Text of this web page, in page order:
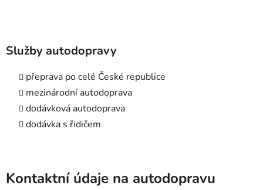
Služby autodopravy
přeprava po celé České republice
mezinárodní autodoprava
dodávková autodoprava
dodávka s řidičem
Kontaktní údaje na autodopravu